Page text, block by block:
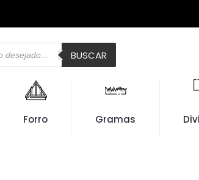
BUSCAR
Forro Gramas